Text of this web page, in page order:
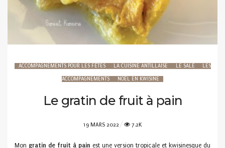
ACCOMPAGNEMENTS POUR LES FÊTES LA CUISINE ANTILLAISE LE SALÉ LES
ACCOMPAGNEMENTS NOËL EN KWISINE
Le gratin de fruit à pain
POSTED
19 MARS 2022 7.2K
Mon gratin de fruit à pain est une version tropicale et kwisinesque du